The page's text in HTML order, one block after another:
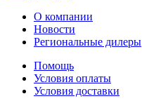
О компании
Новости
Региональные дилеры
Помощь
Условия оплаты
Условия доставки